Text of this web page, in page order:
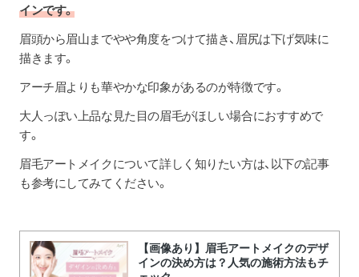
インです。
眉頭から眉山までやや角度をつけて描き、眉尻は下げ気味に
描きます。
アーチ眉よりも華やかな印象があるのが特徴です。
大人っぽい上品な見た目の眉毛がほしい場合におすすめで
す。
眉毛アートメイクについて詳しく知りたい方は、以下の記事
も参考にしてみてください。